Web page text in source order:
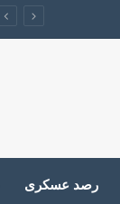
رصد عسكرى